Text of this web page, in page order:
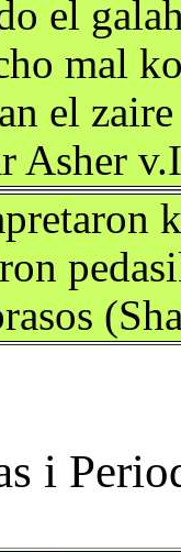
el
mal
el
Asher